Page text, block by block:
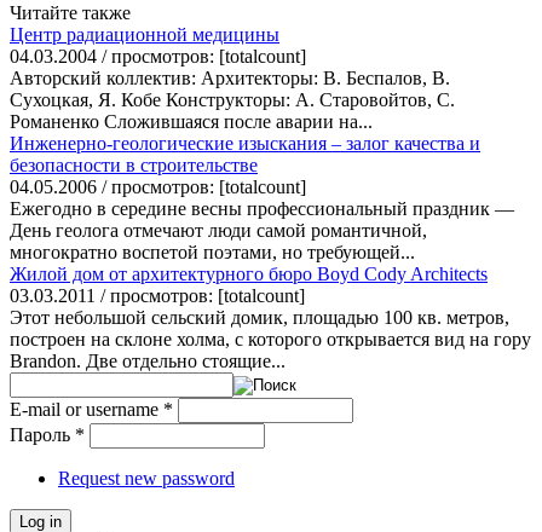
Читайте также
Центр радиационной медицины
04.03.2004 / просмотров: [totalcount]
Авторский коллектив: Архитекторы: В. Беспалов, В.
Сухоцкая, Я. Кобе Конструкторы: А. Старовойтов, С.
Романенко Сложившаяся после аварии на...
Инженерно-геологические изыскания – залог качества и
безопасности в строительстве
04.05.2006 / просмотров: [totalcount]
Ежегодно в середине весны профессиональный праздник —
День геолога отмечают люди самой романтичной,
многократно воспетой поэтами, но требующей...
Жилой дом от архитектурного бюро Boyd Cody Architects
03.03.2011 / просмотров: [totalcount]
Этот небольшой сельский домик, площадью 100 кв. метров,
построен на склоне холма, с которого открывается вид на гору
Brandon. Две отдельно стоящие...
E-mail or username *
Пароль *
Request new password
Log in